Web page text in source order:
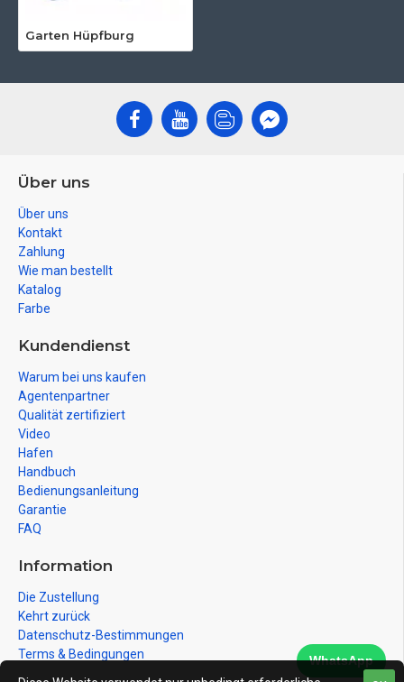
Garten Hüpfburg
Über uns
Über uns
Kontakt
Zahlung
Wie man bestellt
Katalog
Farbe
Kundendienst
Warum bei uns kaufen
Agentenpartner
Qualität zertifiziert
Video
Hafen
Handbuch
Bedienungsanleitung
Garantie
FAQ
Information
Die Zustellung
Kehrt zurück
Datenschutz-Bestimmungen
Terms & Bedingungen
WhatsApp